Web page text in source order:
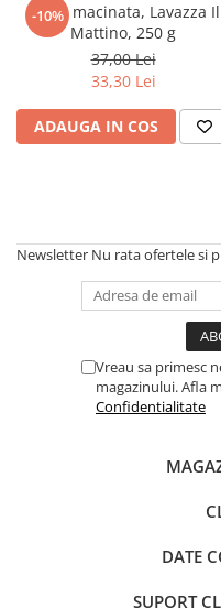
Instrumente si Truse
Seturi scolare
Calculator
Consumabile & Accesorii
Cadouri
Literatura Romana
Literatura Universala
Carte Prescolara, Joc
Carti cartonate
-10%
Cafea macinata, Lavazza Il
Mattino, 250 g
37,00 Lei
33,30 Lei
ADAUGA IN COS
Newsletter Nu rata ofertele si
Vreau sa primesc
magazinului. Afla
Confidentialitate
DATE
SUPORT